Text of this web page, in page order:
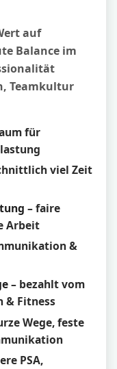
auf
Balance im
Teamkultur
für
viel Zeit
– faire
Arbeit
&
– bezahlt vom
& Fitness
Wege, feste
PSA,